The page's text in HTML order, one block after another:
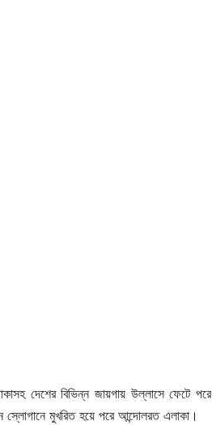
দেশের বিভিন্ন জায়গায় উল্লাসে ফেটে পরে
স্লোগানে মুখরিত হয়ে পরে আন্দোলরত এলাকা।